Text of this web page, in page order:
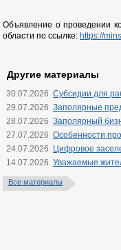
Объявление о проведении
области по ссылке: https://
Другие материалы
30.07.2026 Субсидии для
29.07.2026 Заполярные
28.07.2026 Заполярный
27.07.2026 Особенности
24.07.2026
Цифровое
14.07.2026 Уважаемые
Все материалы